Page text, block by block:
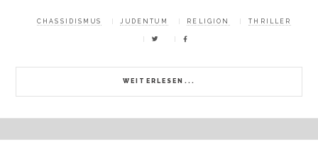
WEITERLESEN...
CHASSIDISMUS JUDENTUM RELIGION THRILLER